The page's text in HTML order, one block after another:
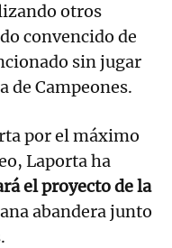
otros
convencido de
sin jugar
de Campeones.
por el máximo
Laporta ha
el proyecto de la
abandera junto